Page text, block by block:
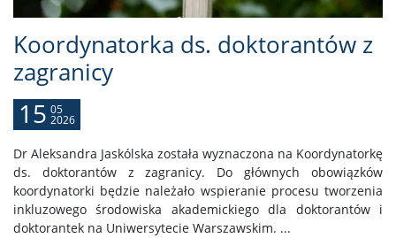
Koordynatorka ds. doktorantów z
zagranicy
15 05
2026
Dr Aleksandra Jaskólska została wyznaczona na Koordynatorkę
ds. doktorantów z zagranicy. Do głównych obowiązków
koordynatorki będzie należało wspieranie procesu tworzenia
inkluzowego środowiska akademickiego dla doktorantów i
doktorantek na Uniwersytecie Warszawskim. ...